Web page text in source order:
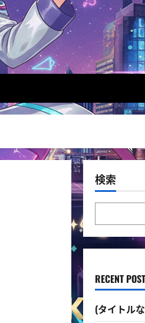
検索
RECENT
(タイトル